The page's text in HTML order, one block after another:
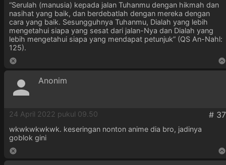
“Serulah (manusia) kepada jalan Tuhanmu dengan hikmah dan
nasihat yang baik, dan berdebatlah dengan mereka dengan
cara yang baik. Sesungguhnya Tuhanmu, Dialah yang lebih
mengetahui siapa yang sesat dari jalan-Nya dan Dialah yang
lebih mengetahui siapa yang mendapat petunjuk” (QS An-Nahl:
125).
Anonim
24 April 2022 pukul 09.50
wkwkwkwkwk. keseringan nonton anime dia bro, jadinya
goblok gini